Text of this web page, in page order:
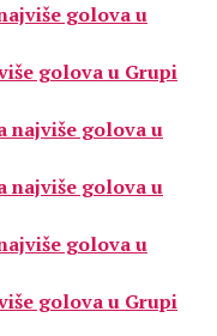
golova u
golova u Grupi
najviše golova u
najviše golova u
golova u
golova u Grupi